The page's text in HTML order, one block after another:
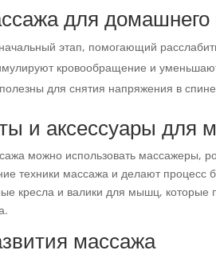
для
этап, помогающий
кровообращение и
для снятия напряжения в
и аксессуары для
можно использовать массажеры,
техники массажа и делают
кресла и валики для мышц, которые
массажа